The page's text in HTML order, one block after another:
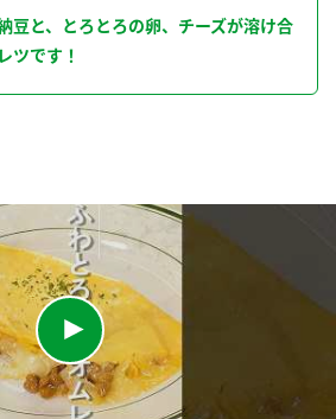
豆と、とろとろの卵、チーズが溶け合
ツです！